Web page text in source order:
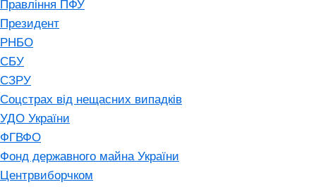
Правління ПФУ
Президент
РНБО
СБУ
СЗРУ
Соцстрах від нещасних випадків
УДО України
ФГВФО
Фонд державного майна України
Центрвиборчком